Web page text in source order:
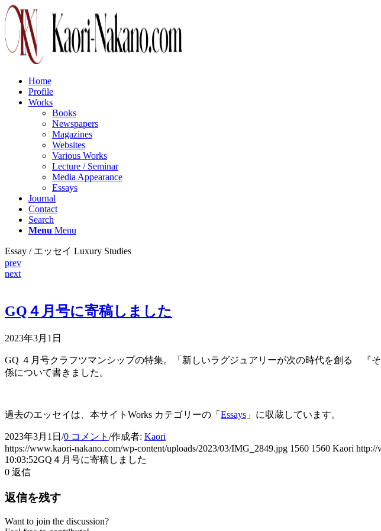
Home
Profile
Works
Books
Newspapers
Magazines
Websites
Various Works
Lecture / Seminar
Media Appearance
Essays
Journal
Contact
Search
Menu Menu
Essay / エッセイ Luxury Studies
prev
next
GQ４月号に寄稿しました
2023年3月1日
GQ ４月号クラフツマンシップの特集。「新しいラグジュアリーが次の時代を創る 『
係について書きました。
過去のエッセイは、本サイトWorks カテゴリーの「 Essays 」に収蔵しています。
2023年3月1日 /0 コメント /作成者: Kaori
https://www.kaori-nakano.com/wp-content/uploads/2023/03/IMG_2849.jpg 1560 1560 Kaori http://
10:03:52GQ４月号に寄稿しました
0 返信
返信を残す
Want to join the discussion?